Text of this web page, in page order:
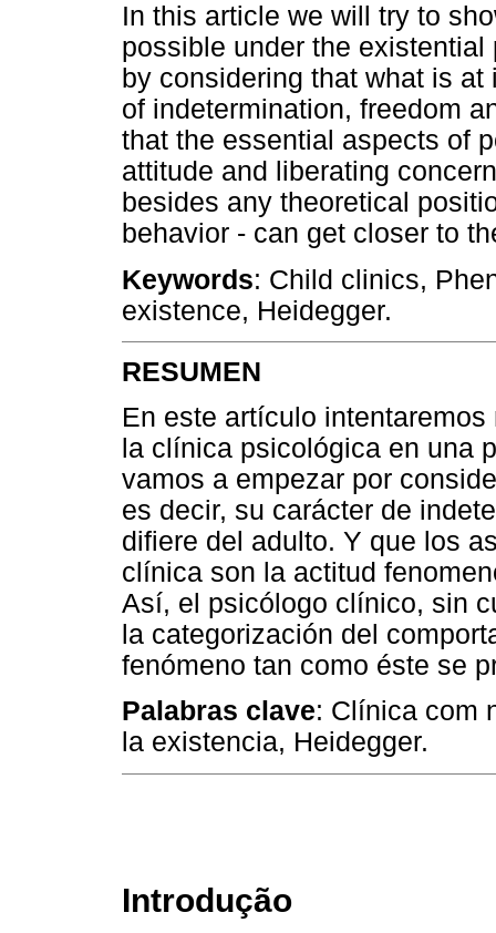
In this article we will try to
possible under the
by considering that what is
of indetermination, freedom
that the essential aspects of
attitude and liberating
besides any theoretical
behavior - can get closer to
Keywords: Child clinics,
existence, Heidegger.
RESUMEN
En este artículo
la clínica psicológica en una
vamos a empezar por
es decir, su carácter de
difiere del adulto. Y que los
clínica son la actitud
Así, el psicólogo clínico, sin
la categorización del
fenómeno tan como éste se
Palabras clave: Clínica com
la existencia, Heidegger.
Introdução